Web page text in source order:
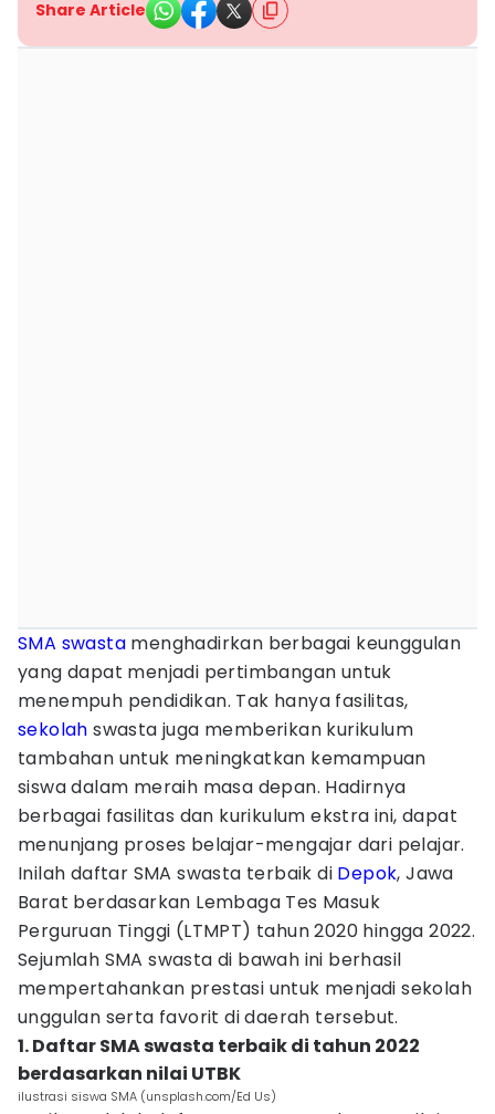
Share Article
SMA swasta menghadirkan berbagai keunggulan
yang dapat menjadi pertimbangan untuk
menempuh pendidikan. Tak hanya fasilitas,
sekolah swasta juga memberikan kurikulum
tambahan untuk meningkatkan kemampuan
siswa dalam meraih masa depan. Hadirnya
berbagai fasilitas dan kurikulum ekstra ini, dapat
menunjang proses belajar-mengajar dari pelajar.
Inilah daftar SMA swasta terbaik di Depok, Jawa
Barat berdasarkan Lembaga Tes Masuk
Perguruan Tinggi (LTMPT) tahun 2020 hingga 2022.
Sejumlah SMA swasta di bawah ini berhasil
mempertahankan prestasi untuk menjadi sekolah
unggulan serta favorit di daerah tersebut.
1. Daftar SMA swasta terbaik di tahun 2022
berdasarkan nilai UTBK
ilustrasi siswa SMA (unsplash.com/Ed Us)